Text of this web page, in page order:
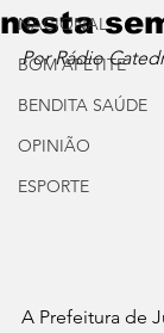
NACIONAL
BOM APETITE
BENDITA SAÚDE
OPINIÃO
ESPORTE
nesta
Por Rádio
A Prefeitura de